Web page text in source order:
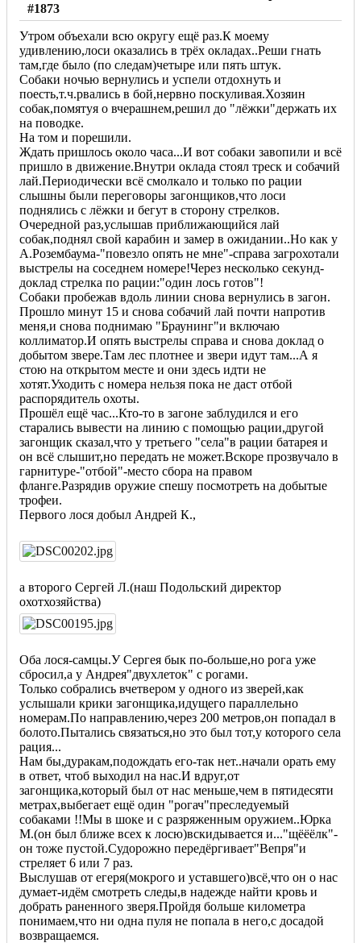
#1873
Утром объехали всю округу ещё раз.К моему
удивлению,лоси оказались в трёх окладах..Реши гнать
там,где было (по следам)четыре или пять штук.
Собаки ночью вернулись и успели отдохнуть и
поесть,т.ч.рвались в бой,нервно поскуливая.Хозяин
собак,помятуя о вчерашнем,решил до "лёжки"держать их
на поводке.
На том и порешили.
Ждать пришлось около часа...И вот собаки завопили и всё
пришло в движение.Внутри оклада стоял треск и собачий
лай.Периодически всё смолкало и только по рации
слышны были переговоры загонщиков,что лоси
поднялись с лёжки и бегут в сторону стрелков.
Очередной раз,услышав приближающийся лай
собак,поднял свой карабин и замер в ожидании..Но как у
А.Розембаума-"повезло опять не мне"-справа загрохотали
выстрелы на соседнем номере!Через несколько секунд-
доклад стрелка по рации:"один лось готов"!
Собаки пробежав вдоль линии снова вернулись в загон.
Прошло минут 15 и снова собачий лай почти напротив
меня,и снова поднимаю "Браунинг"и включаю
коллиматор.И опять выстрелы справа и снова доклад о
добытом звере.Там лес плотнее и звери идут там...А я
стою на открытом месте и они здесь идти не
хотят.Уходить с номера нельзя пока не даст отбой
распорядитель охоты.
Прошёл ещё час...Кто-то в загоне заблудился и его
старались вывести на линию с помощью рации,другой
загонщик сказал,что у третьего "села"в рации батарея и
он всё слышит,но передать не может.Вскоре прозвучало в
гарнитуре-"отбой"-место сбора на правом
фланге.Разрядив оружие спешу посмотреть на добытые
трофеи.
Первого лося добыл Андрей К.,
а второго Сергей Л.(наш Подольский директор
охотхозяйства)
Оба лося-самцы.У Сергея бык по-больше,но рога уже
сбросил,а у Андрея"двухлеток" с рогами.
Только собрались вчетвером у одного из зверей,как
услышали крики загонщика,идущего параллельно
номерам.По направлению,через 200 метров,он попадал в
болото.Пытались связаться,но это был тот,у которого села
рация...
Нам бы,дуракам,подождать его-так нет..начали орать ему
в ответ, чтоб выходил на нас.И вдруг,от
загонщика,который был от нас меньше,чем в пятидесяти
метрах,выбегает ещё один "рогач"преследуемый
собаками !!Мы в шоке и с разряженным оружием..Юрка
М.(он был ближе всех к лосю)вскидывается и..."щёёёлк"-
он тоже пустой.Судорожно передёргивает"Вепря"и
стреляет 6 или 7 раз.
Выслушав от егеря(мокрого и уставшего)всё,что он о нас
думает-идём смотреть следы,в надежде найти кровь и
добрать раненного зверя.Пройдя больше километра
понимаем,что ни одна пуля не попала в него,с досадой
возвращаемся.